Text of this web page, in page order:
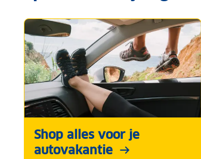
Shop alles voor je
autovakantie